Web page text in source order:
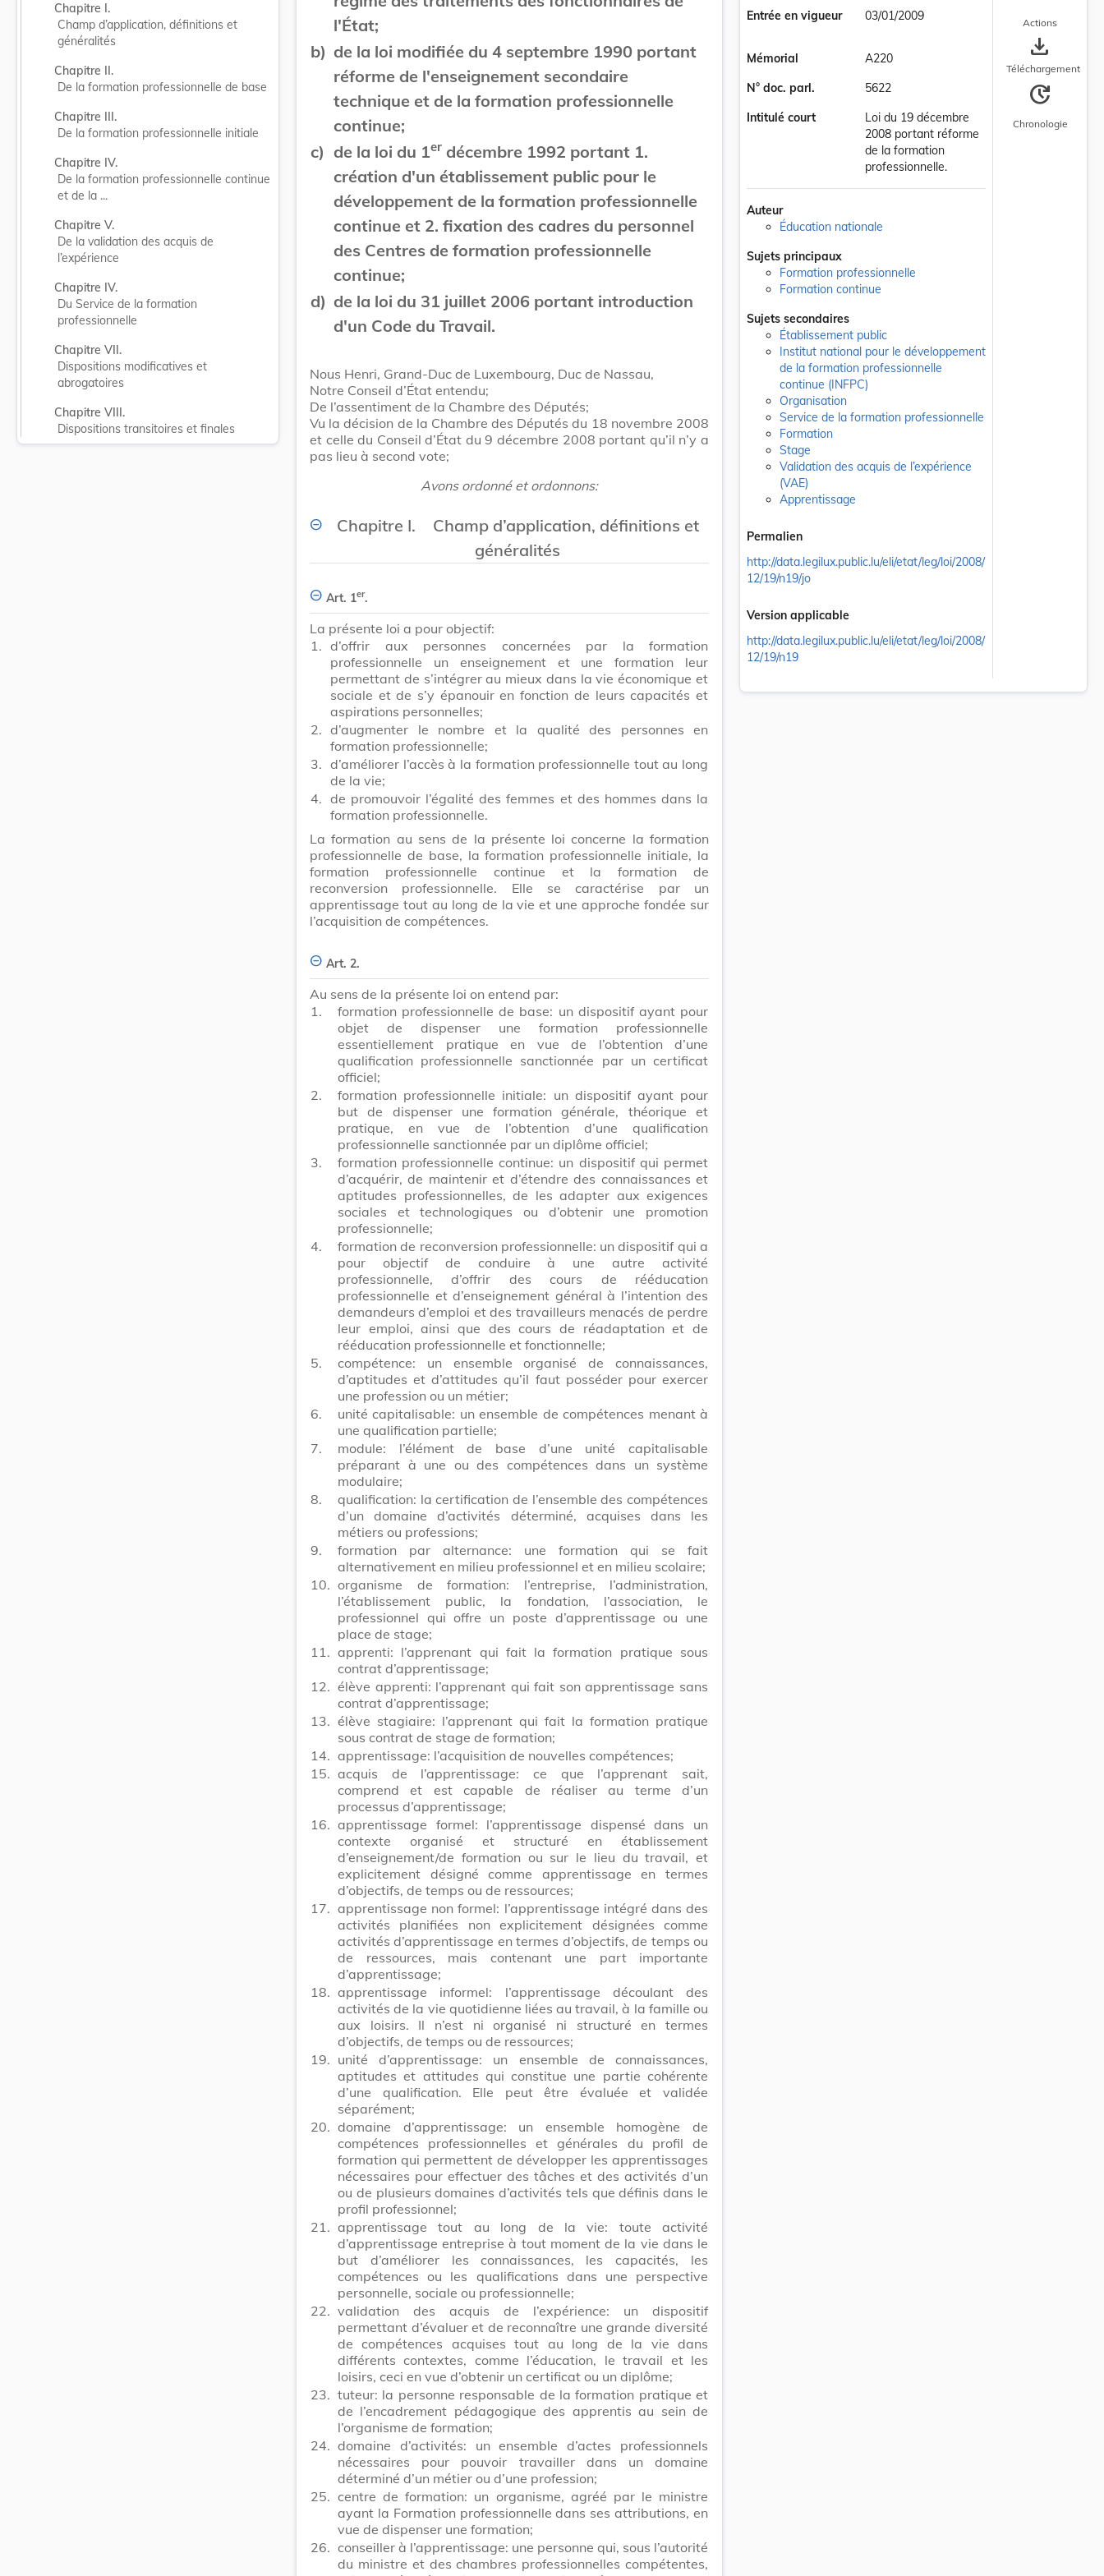
Chapitre I.
Champ d’application, définitions et
généralités
Chapitre II.
De la formation professionnelle de base
Chapitre III.
De la formation professionnelle initiale
Chapitre IV.
De la formation professionnelle continue
et de la ...
Chapitre V.
De la validation des acquis de
l’expérience
Chapitre IV.
Du Service de la formation
professionnelle
Chapitre VII.
Dispositions modificatives et
abrogatoires
Chapitre VIII.
Dispositions transitoires et finales
l'État;
b) de la loi modifiée du 4 septembre 1990 portant
réforme de l'enseignement secondaire
technique et de la formation professionnelle
continue;
c) de la loi du 1er décembre 1992 portant 1.
création d'un établissement public pour le
développement de la formation professionnelle
continue et 2. fixation des cadres du personnel
des Centres de formation professionnelle
continue;
d) de la loi du 31 juillet 2006 portant introduction
d'un Code du Travail.
Nous Henri, Grand-Duc de Luxembourg, Duc de Nassau,
Notre Conseil d’État entendu;
De l’assentiment de la Chambre des Députés;
Vu la décision de la Chambre des Députés du 18 novembre 2008
et celle du Conseil d’État du 9 décembre 2008 portant qu’il n’y a
pas lieu à second vote;
Avons ordonné et ordonnons:
Chapitre I.
Champ d’application, définitions et
généralités
Art. 1er.
La présente loi a pour objectif:
1. d’offrir aux personnes concernées par la formation
professionnelle un enseignement et une formation leur
permettant de s’intégrer au mieux dans la vie économique et
sociale et de s’y épanouir en fonction de leurs capacités et
aspirations personnelles;
2. d’augmenter le nombre et la qualité des personnes en
formation professionnelle;
3. d’améliorer l’accès à la formation professionnelle tout au long
de la vie;
4. de promouvoir l’égalité des femmes et des hommes dans la
formation professionnelle.
La formation au sens de la présente loi concerne la formation
professionnelle de base, la formation professionnelle initiale, la
formation professionnelle continue et la formation de
reconversion professionnelle. Elle se caractérise par un
apprentissage tout au long de la vie et une approche fondée sur
l’acquisition de compétences.
Art. 2.
Au sens de la présente loi on entend par:
1.
formation professionnelle de base: un dispositif ayant pour
objet de dispenser une formation professionnelle
essentiellement pratique en vue de l’obtention d’une
qualification professionnelle sanctionnée par un certificat
officiel;
2.
formation professionnelle initiale: un dispositif ayant pour
but de dispenser une formation générale, théorique et
pratique, en vue de l’obtention d’une qualification
professionnelle sanctionnée par un diplôme officiel;
3.
formation professionnelle continue: un dispositif qui permet
d’acquérir, de maintenir et d’étendre des connaissances et
aptitudes professionnelles, de les adapter aux exigences
sociales et technologiques ou d’obtenir une promotion
professionnelle;
4.
formation de reconversion professionnelle: un dispositif qui a
pour objectif de conduire à une autre activité
professionnelle, d’offrir des cours de rééducation
professionnelle et d’enseignement général à l’intention des
demandeurs d’emploi et des travailleurs menacés de perdre
leur emploi, ainsi que des cours de réadaptation et de
rééducation professionnelle et fonctionnelle;
5.
compétence: un ensemble organisé de connaissances,
d’aptitudes et d’attitudes qu’il faut posséder pour exercer
une profession ou un métier;
6.
unité capitalisable: un ensemble de compétences menant à
une qualification partielle;
7.
module: l’élément de base d’une unité capitalisable
préparant à une ou des compétences dans un système
modulaire;
8.
qualification: la certification de l’ensemble des compétences
d’un domaine d’activités déterminé, acquises dans les
métiers ou professions;
9.
formation par alternance: une formation qui se fait
alternativement en milieu professionnel et en milieu scolaire;
10. organisme de formation: l’entreprise, l’administration,
l’établissement public, la fondation, l’association, le
professionnel qui offre un poste d’apprentissage ou une
place de stage;
11. apprenti: l’apprenant qui fait la formation pratique sous
contrat d’apprentissage;
12. élève apprenti: l’apprenant qui fait son apprentissage sans
contrat d’apprentissage;
13. élève stagiaire: l’apprenant qui fait la formation pratique
sous contrat de stage de formation;
14. apprentissage: l’acquisition de nouvelles compétences;
15. acquis de l’apprentissage: ce que l’apprenant sait,
comprend et est capable de réaliser au terme d’un
processus d’apprentissage;
16. apprentissage formel: l’apprentissage dispensé dans un
contexte organisé et structuré en établissement
d’enseignement/de formation ou sur le lieu du travail, et
explicitement désigné comme apprentissage en termes
d’objectifs, de temps ou de ressources;
17. apprentissage non formel: l’apprentissage intégré dans des
activités planifiées non explicitement désignées comme
activités d’apprentissage en termes d’objectifs, de temps ou
de ressources, mais contenant une part importante
d’apprentissage;
18. apprentissage informel: l’apprentissage découlant des
activités de la vie quotidienne liées au travail, à la famille ou
aux loisirs. Il n’est ni organisé ni structuré en termes
d’objectifs, de temps ou de ressources;
19. unité d’apprentissage: un ensemble de connaissances,
aptitudes et attitudes qui constitue une partie cohérente
d’une qualification. Elle peut être évaluée et validée
séparément;
20. domaine d’apprentissage: un ensemble homogène de
compétences professionnelles et générales du profil de
formation qui permettent de développer les apprentissages
nécessaires pour effectuer des tâches et des activités d’un
ou de plusieurs domaines d’activités tels que définis dans le
profil professionnel;
21. apprentissage tout au long de la vie: toute activité
d’apprentissage entreprise à tout moment de la vie dans le
but d’améliorer les connaissances, les capacités, les
compétences ou les qualifications dans une perspective
personnelle, sociale ou professionnelle;
22. validation des acquis de l’expérience: un dispositif
permettant d’évaluer et de reconnaître une grande diversité
de compétences acquises tout au long de la vie dans
différents contextes, comme l’éducation, le travail et les
loisirs, ceci en vue d’obtenir un certificat ou un diplôme;
23. tuteur: la personne responsable de la formation pratique et
de l’encadrement pédagogique des apprentis au sein de
l’organisme de formation;
24. domaine d’activités: un ensemble d’actes professionnels
nécessaires pour pouvoir travailler dans un domaine
déterminé d’un métier ou d’une profession;
25. centre de formation: un organisme, agréé par le ministre
ayant la Formation professionnelle dans ses attributions, en
vue de dispenser une formation;
26. conseiller à l’apprentissage: une personne qui, sous l’autorité
du ministre et des chambres professionnelles compétentes,
Entrée en vigueur
03/01/2009
Mémorial
A220
N° doc. parl.
5622
Intitulé court
Loi du 19 décembre
2008 portant réforme
de la formation
professionnelle.
Auteur
Éducation nationale
Sujets principaux
Formation professionnelle
Formation continue
Sujets secondaires
Établissement public
Institut national pour le développement
de la formation professionnelle
continue (INFPC)
Organisation
Service de la formation professionnelle
Formation
Stage
Validation des acquis de l’expérience
(VAE)
Apprentissage
Permalien
http://data.legilux.public.lu/eli/etat/leg/loi/2008/
12/19/n19/jo
Version applicable
http://data.legilux.public.lu/eli/etat/leg/loi/2008/
12/19/n19
Actions
save_alt
Téléchargement
update
Chronologie